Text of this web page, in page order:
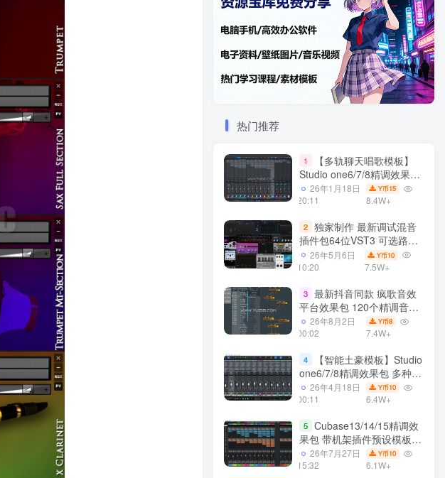
热门推荐
1
【多轨聊天唱歌模板】
Studio one6/7/8精调效果包
多种效果模式 声卡调试好直
播预设模板
26年1月18日
20:11
Y币15
8.4W+
2 独家制作 最新调试混音
插件包64位VST3 可选路径
一键安装550个效果器合集
v3.0 WiN 支持定制
26年5月6日
10:20
Y币10
7.5W+
3 最新抖音同款 疯歌音效
平台效果包 120个精调音效
包+软件自带170个音效
+600个插件 带安装教程全
26年8月2日
00:02
Y币8
7.4W+
4
【智能土豪模板】Studio
one6/7/8精调效果包 多种效
果模式可选 声卡调试好预设
带插件全套文件
26年4月18日
00:11
Y币10
6.4W+
5 Cubase13/14/15精调效
果包 带机架插件预设模板
声卡调试好效果工程文件
26年7月27日
15:32
Y币10
6.1W+